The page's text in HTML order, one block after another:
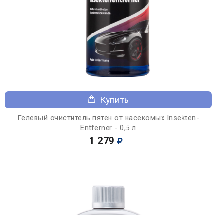
Купить
Гелевый очиститель пятен от насекомых Insekten-
Entferner - 0,5 л
1 279